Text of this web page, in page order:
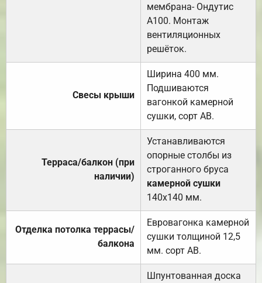
мембрана- Ондутис
А100. Монтаж
вентиляционных
решёток.
Свесы крыши
Ширина 400 мм.
Подшиваются
вагонкой камерной
сушки, сорт АВ.
Терраса/балкон (при
наличии)
Устанавливаются
опорные столбы из
строганного бруса
камерной сушки
140х140 мм.
Отделка потолка террасы/
балкона
Евровагонка камерной
сушки толщиной 12,5
мм. сорт АВ.
Шпунтованная доска